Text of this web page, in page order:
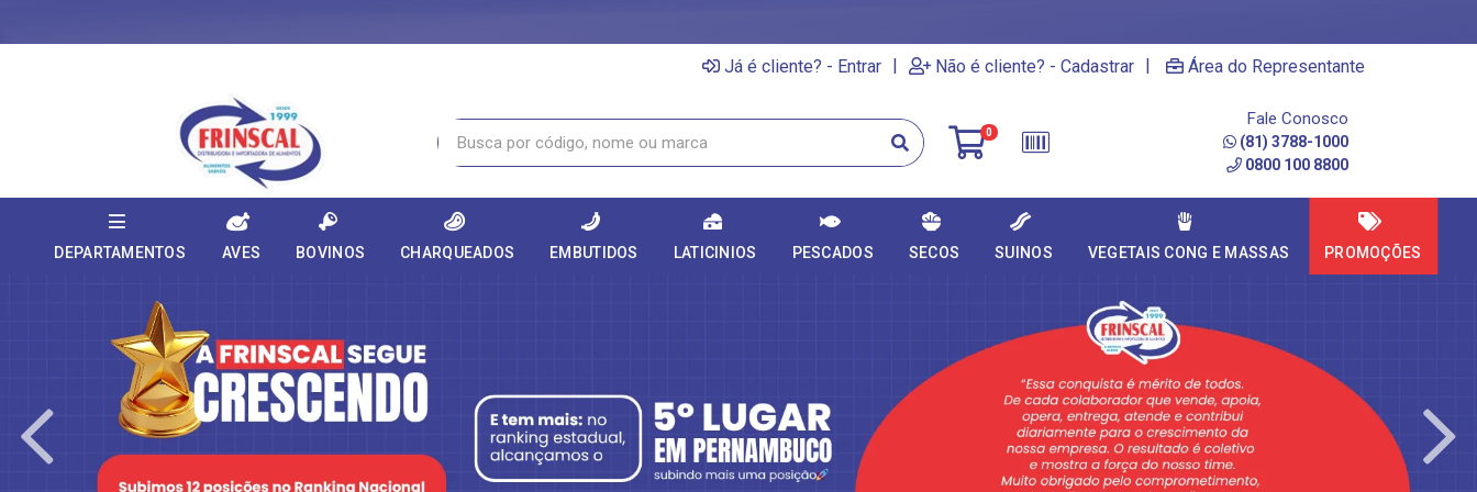
Já é cliente? - Entrar | Não é cliente? - Cadastrar | Área do Representante
0
Fale Conosco
(81) 3788-1000
0800 100 8800
DEPARTAMENTOS AVES BOVINOS CHARQUEADOS EMBUTIDOS LATICINIOS PESCADOS SECOS SUINOS VEGETAIS CONG E MASSAS PROMOÇÕES